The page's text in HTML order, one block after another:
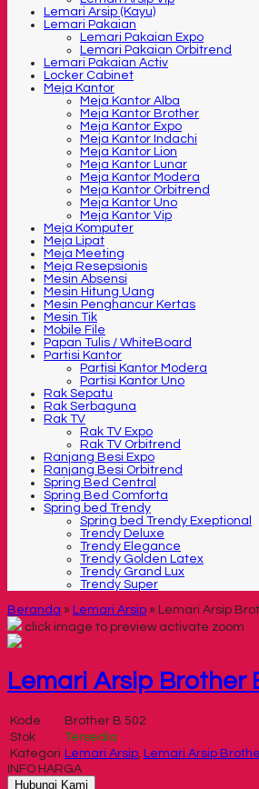
Lemari Arsip (Kayu)
Lemari Pakaian
Lemari Pakaian Expo
Lemari Pakaian Orbitrend
Lemari Pakaian Activ
Locker Cabinet
Meja Kantor
Meja Kantor Alba
Meja Kantor Brother
Meja Kantor Expo
Meja Kantor Indachi
Meja Kantor Lion
Meja Kantor Lunar
Meja Kantor Modera
Meja Kantor Orbitrend
Meja Kantor Uno
Meja Kantor Vip
Meja Komputer
Meja Lipat
Meja Meeting
Meja Resepsionis
Mesin Absensi
Mesin Hitung Uang
Mesin Penghancur Kertas
Mesin Tik
Mobile File
Papan Tulis / WhiteBoard
Partisi Kantor
Partisi Kantor Modera
Partisi Kantor Uno
Rak Sepatu
Rak Serbaguna
Rak TV
Rak TV Expo
Rak TV Orbitrend
Ranjang Besi Expo
Ranjang Besi Orbitrend
Spring Bed Central
Spring Bed Comforta
Spring bed Trendy
Spring bed Trendy Exeptional
Trendy Deluxe
Trendy Elegance
Trendy Golden Latex
Trendy Grand Lux
Trendy Super
Beranda » Lemari Arsip » Lemari Arsip
click image to preview activate zoom
Lemari Arsip Brother
Kode
Brother B 502
Stok
Tersedia
Kategori Lemari Arsip Lemari Arsip
INFO HARGA
Hubungi Kami